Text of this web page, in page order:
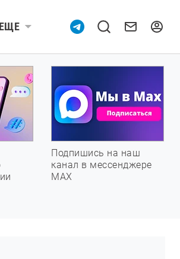
ЕЩЕ
Подпишись на наш
канал в мессенджере
МАХ